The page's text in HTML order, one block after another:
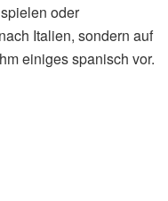
oder
Italien, sondern auf
einiges spanisch vor.